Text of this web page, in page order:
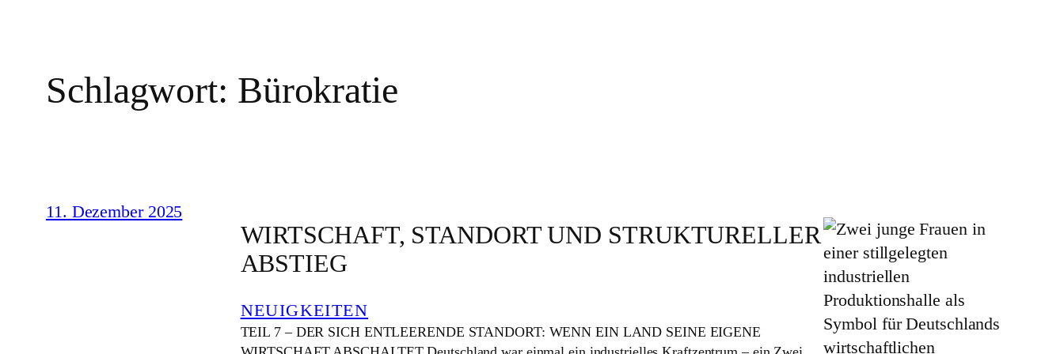
Schlagwort: Bürokratie
11. Dezember 2025
WIRTSCHAFT, STANDORT UND STRUKTURELLER
ABSTIEG
NEUIGKEITEN
TEIL 7 – DER SICH ENTLEERENDE STANDORT: WENN EIN LAND SEINE EIGENE